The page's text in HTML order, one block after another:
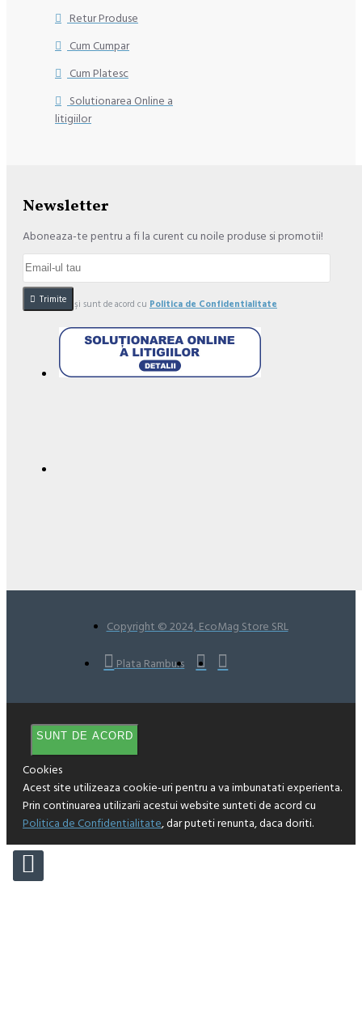
Retur Produse
Cum Cumpar
Cum Platesc
Solutionarea Online a
litigiilor
Newsletter
Aboneaza-te pentru a fi la curent cu noile produse si promotii!
Trimite
Am citit şi sunt de acord cu Politica de Confidentialitate
Copyright © 2024, EcoMag Store SRL
Plata Ramburs
SUNT DE ACORD
Cookies
Acest site utilizeaza cookie-uri pentru a va imbunatati experienta.
Prin continuarea utilizarii acestui website sunteti de acord cu
Politica de Confidentialitate, dar puteti renunta, daca doriti.